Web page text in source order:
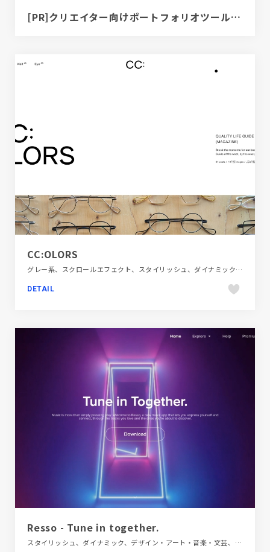
[PR]クリエイター向けポートフォリオツール｜BRIK PORTFOLIO
CC:OLORS
グレー系、スクロールエフェクト、スタイリッシュ、ダイナミック、デザイン・アート・音楽・文芸、ファッション・ビューティー、ブラック系 、ホワイト系、メディアサイト、大きめ写真
DETAIL
Resso - Tune in together.
スタイリッシュ、ダイナミック、デザイン・アート・音楽・文芸、パープル系、ピンク系、ブラック系 、ブランド・サービスサイト、モーション多め、海外サイト